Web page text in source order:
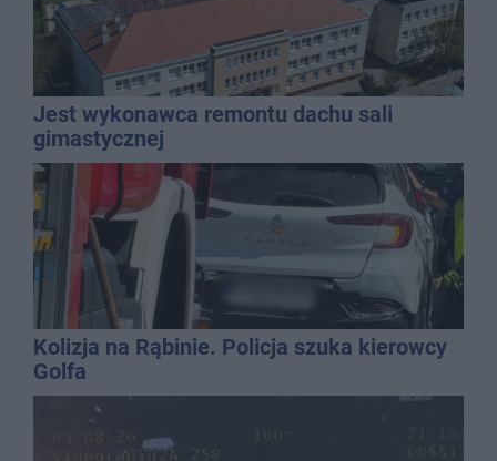
Jest wykonawca remontu dachu sali
gimastycznej
Kolizja na Rąbinie. Policja szuka kierowcy
Golfa